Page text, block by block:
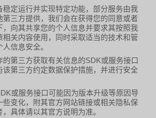
稳定运行并实现特定功能，部分服务由我
第三方提供，我们会在获得您的同意或者
，向其共享您的个人信息并要求其按照我
相关内容使用，同时采取适当的技术和管
信息安全。
的第三方获取有关信息的SDK或服务接口
该第三方约定数据保护措施，并进行安全
或服务接口可能因为版本升级等原因导
些变化，附其官方网站链接或相关隐私保
具体请以其官方说明为准。